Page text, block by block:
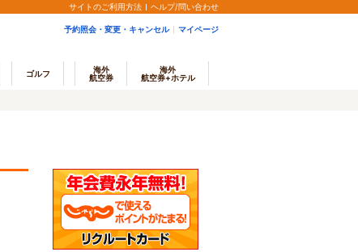
サイトのご利用方法 ヘルプ/問い合わせ
予約照会・変更・キャンセル マイページ
ゴルフ
海外
航空券
海外
航空券+ホテル